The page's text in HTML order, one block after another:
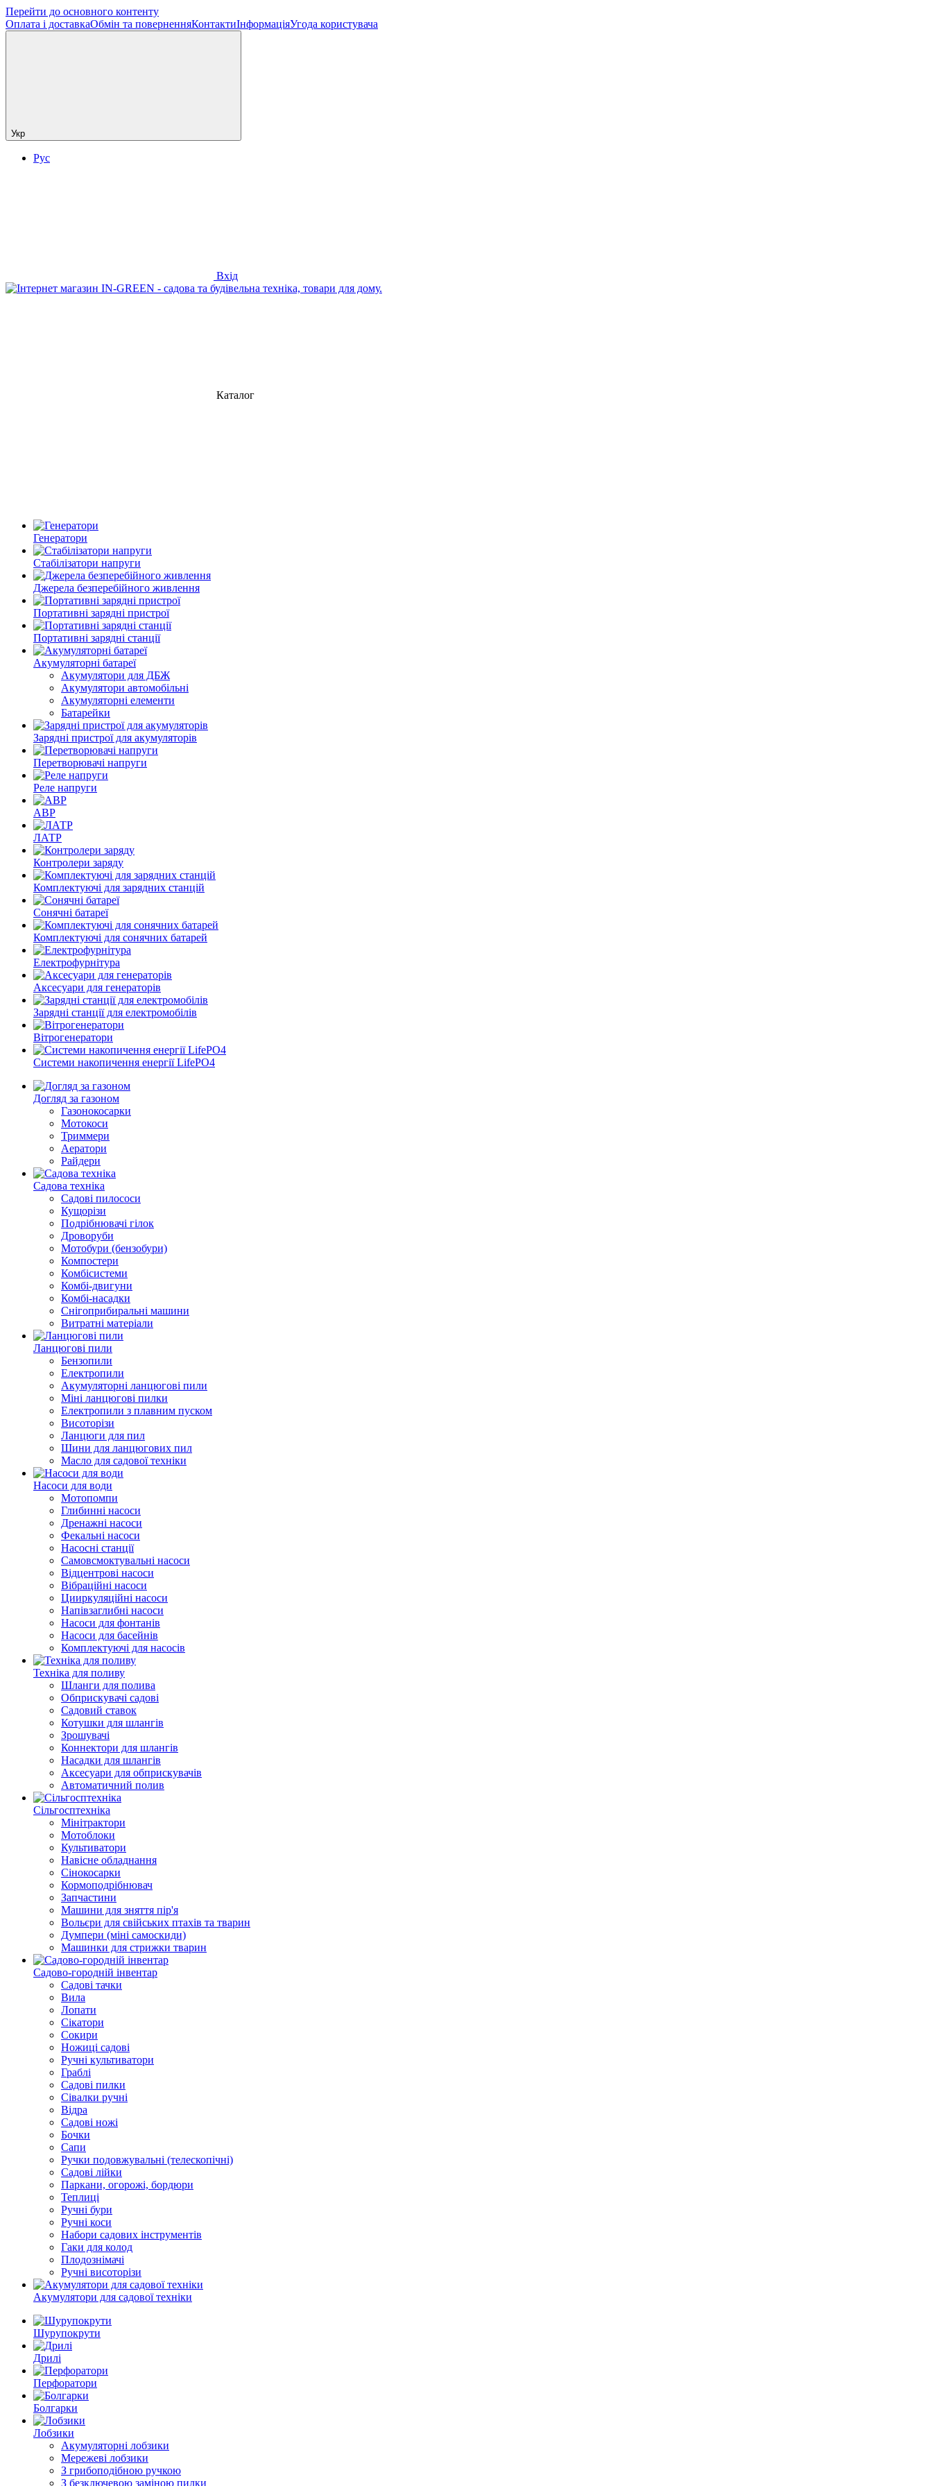
Перейти до основного контенту
Оплата і доставкаОбмін та поверненняКонтактиІнформаціяУгода користувача
Укр
Рус
Вхід
Каталог
Генератори
Стабілізатори напруги
Джерела безперебійного живлення
Портативні зарядні пристрої
Портативні зарядні станції
Акумуляторні батареї
Акумулятори для ДБЖ
Акумулятори автомобільні
Акумуляторні елементи
Батарейки
Зарядні пристрої для акумуляторів
Перетворювачі напруги
Реле напруги
АВР
ЛАТР
Контролери заряду
Комплектуючі для зарядних станцій
Сонячні батареї
Комплектуючі для сонячних батарей
Електрофурнітура
Аксесуари для генераторів
Зарядні станції для електромобілів
Вітрогенератори
Системи накопичення енергії LifePO4
Догляд за газоном
Газонокосарки
Мотокоси
Триммери
Аератори
Райдери
Садова техніка
Садові пилососи
Кущорізи
Подрібнювачі гілок
Дроворуби
Мотобури (бензобури)
Компостери
Комбісистеми
Комбі-двигуни
Комбі-насадки
Снігоприбиральні машини
Витратні матеріали
Ланцюгові пили
Бензопили
Електропили
Акумуляторні ланцюгові пили
Міні ланцюгові пилки
Електропили з плавним пуском
Висоторізи
Ланцюги для пил
Шини для ланцюгових пил
Масло для садової техніки
Насоси для води
Мотопомпи
Глибинні насоси
Дренажні насоси
Фекальні насоси
Насосні станції
Самовсмоктувальні насоси
Відцентрові насоси
Вібраційні насоси
Цииркуляційні насоси
Напівзаглибні насоси
Насоси для фонтанів
Насоси для басейнів
Комплектуючі для насосів
Техніка для поливу
Шланги для полива
Обприскувачі садові
Садовий ставок
Котушки для шлангів
Зрошувачі
Коннектори для шлангів
Насадки для шлангів
Аксесуари для обприскувачів
Автоматичний полив
Сільгосптехніка
Мінітрактори
Мотоблоки
Культиватори
Навісне обладнання
Сінокосарки
Кормоподрібнювач
Запчастини
Машини для зняття пір'я
Вольєри для свійських птахів та тварин
Думпери (міні самоскиди)
Машинки для стрижки тварин
Садово-городній інвентар
Садові тачки
Вила
Лопати
Сікатори
Сокири
Ножиці садові
Ручні культиватори
Граблі
Садові пилки
Сівалки ручні
Відра
Садові ножі
Бочки
Сапи
Ручки подовжувальні (телескопічні)
Садові лійки
Паркани, огорожі, бордюри
Теплиці
Ручні бури
Ручні коси
Набори садових інструментів
Гаки для колод
Плодознімачі
Ручні висоторізи
Акумулятори для садової техніки
Шурупокрути
Дрилі
Перфоратори
Болгарки
Лобзики
Акумуляторні лобзики
Мережеві лобзики
З грибоподібною ручкою
З безключевою заміною пилки